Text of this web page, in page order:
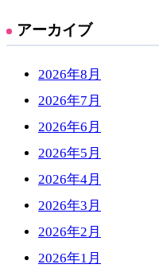
アーカイブ
2026年8月
2026年7月
2026年6月
2026年5月
2026年4月
2026年3月
2026年2月
2026年1月